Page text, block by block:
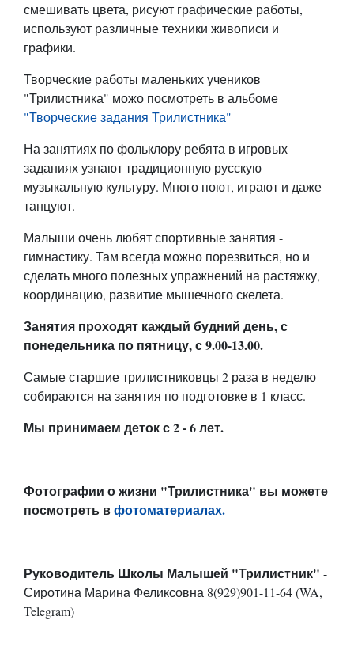
смешивать цвета, рисуют графические работы,
используют различные техники живописи и
графики.
Творческие работы маленьких учеников
"Трилистника" можо посмотреть в альбоме
"Творческие задания Трилистника"
На занятиях по фольклору ребята в игровых
заданиях узнают традиционную русскую
музыкальную культуру. Много поют, играют и даже
танцуют.
Малыши очень любят спортивные занятия -
гимнастику. Там всегда можно порезвиться, но и
сделать много полезных упражнений на растяжку,
координацию, развитие мышечного скелета.
Занятия проходят каждый будний день, с
понедельника по пятницу, с 9.00-13.00.
Самые старшие трилистниковцы 2 раза в неделю
собираются на занятия по подготовке в 1 класс.
Мы принимаем деток с 2 - 6 лет.
Фотографии о жизни "Трилистника" вы можете
посмотреть вфотоматериалах.
Руководитель Школы Малышей "Трилистник" -
Сиротина Марина Феликсовна 8(929)901-11-64 (WA,
Telegram)